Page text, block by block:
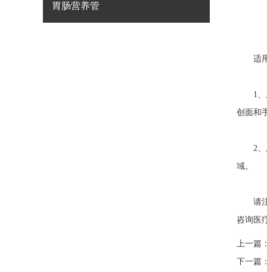
胃肠营养管
适用
1、止
创面和
2、广
域。
请注
咨询医
上一篇
下一篇